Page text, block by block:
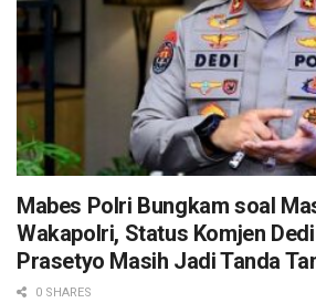
Mabes Polri Bungkam soal
Wakapolri, Status Komjen Dedi
Prasetyo Masih Jadi Tanda
0 SHARES